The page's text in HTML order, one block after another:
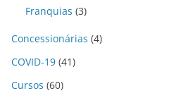
Franquias (3)
Concessionárias (4)
COVID-19 (41)
Cursos (60)